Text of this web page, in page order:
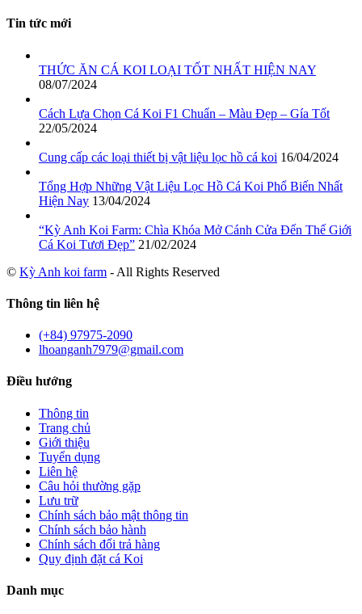
Tin tức mới
THỨC ĂN CÁ KOI LOẠI TỐT NHẤT HIỆN NAY
08/07/2024
Cách Lựa Chọn Cá Koi F1 Chuẩn – Màu Đẹp – Gía Tốt
22/05/2024
Cung cấp các loại thiết bị vật liệu lọc hồ cá koi 16/04/2024
Tổng Hợp Những Vật Liệu Lọc Hồ Cá Koi Phổ Biến Nhất
Hiện Nay 13/04/2024
“Kỳ Anh Koi Farm: Chìa Khóa Mở Cánh Cửa Đến Thế Giới
Cá Koi Tươi Đẹp” 21/02/2024
© Kỳ Anh koi farm - All Rights Reserved
Thông tin liên hệ
(+84) 97975-2090
lhoanganh7979@gmail.com
Điều hướng
Thông tin
Trang chủ
Giới thiệu
Tuyển dụng
Liên hệ
Câu hỏi thường gặp
Lưu trữ
Chính sách bảo mật thông tin
Chính sách bảo hành
Chính sách đổi trả hàng
Quy định đặt cá Koi
Danh mục